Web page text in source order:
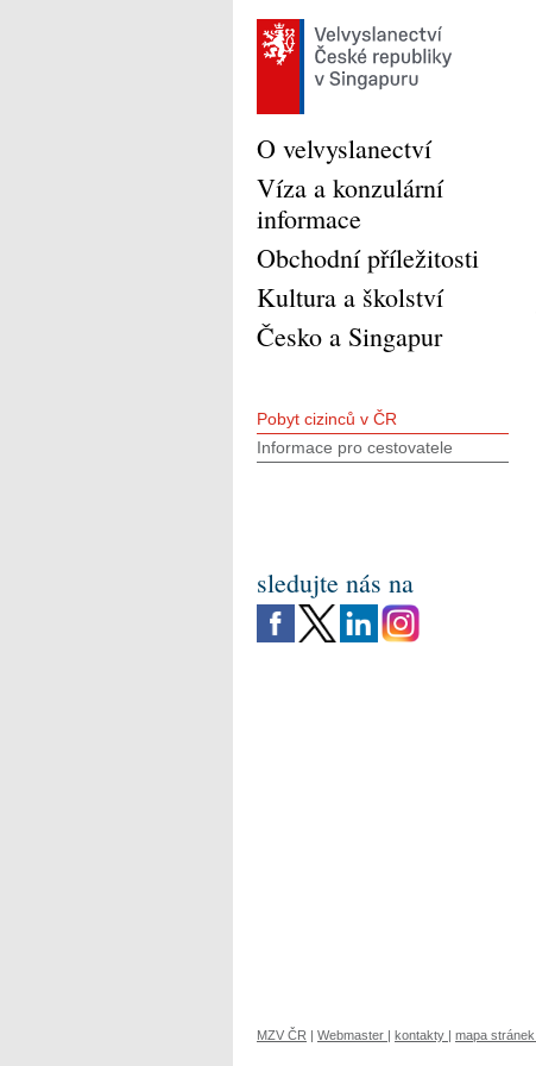
O velvyslanectví
Víza a konzulární
informace
Obchodní příležitosti
Kultura a školství
Česko a Singapur
Pobyt cizinců v ČR
Informace pro cestovatele
sledujte nás na
MZV ČR | Webmaster | kontakty | mapa stránek